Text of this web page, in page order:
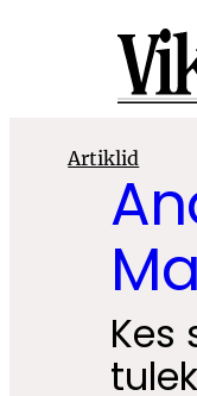
Artiklid
Kes